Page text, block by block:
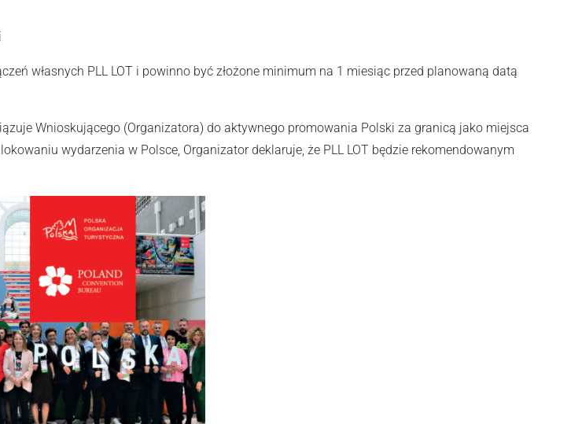
własnych PLL LOT i powinno być złożone minimum na 1 miesiąc przed planowaną datą
Wnioskującego (Organizatora) do aktywnego promowania Polski za granicą jako miejsca
wydarzenia w Polsce, Organizator deklaruje, że PLL LOT będzie rekomendowanym